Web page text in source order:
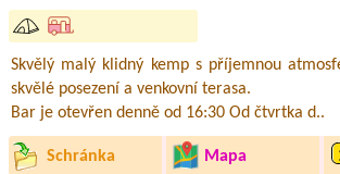
Skvělý malý klidný kemp s příjemnou
skvělé posezení a venkovní terasa.
Bar je otevřen denně od 16:30 Od čtvrtka d..
Schránka Mapa